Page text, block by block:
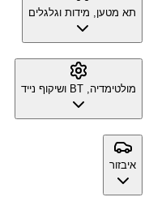
תא מטען, מידות וגלגלים
מולטימדיה, BT ושיקוף נייד
איבזור